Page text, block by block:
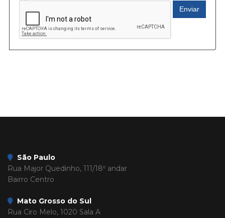
Enviar
São Paulo
Rua Major Quedinho, 111/18º andar
Bairro Centro
Mato Grosso do Sul
Rua Ciro Melo, 1020 Sala A